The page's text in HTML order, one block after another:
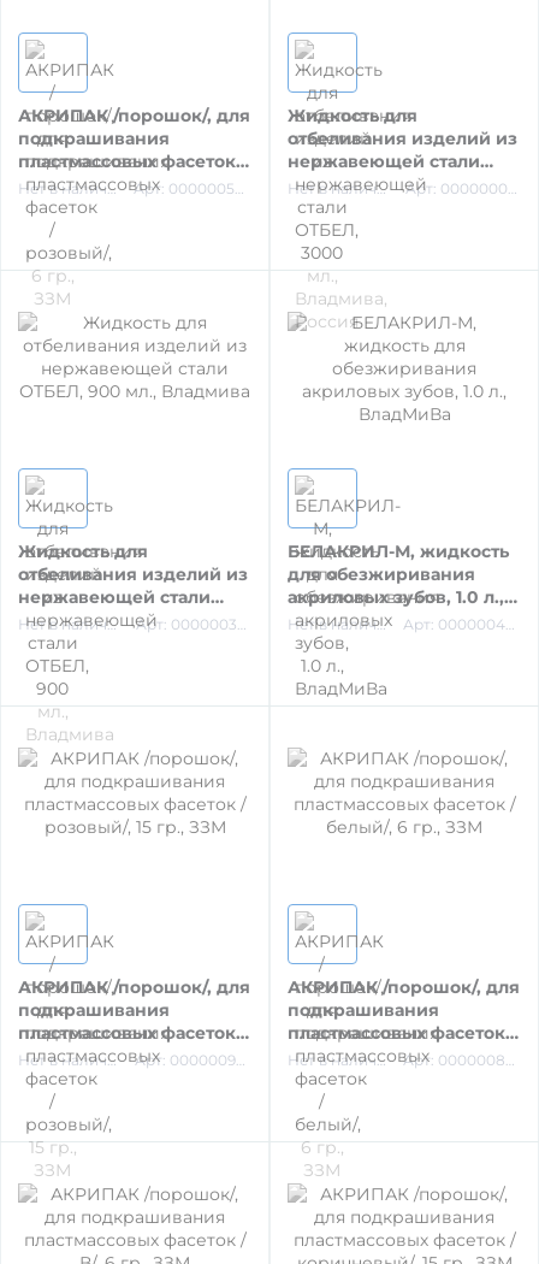
ШОВНЫЙ МАТЕРИАЛ
МАТЕРИАЛ ДЛЯ ВОССТАНОВЛЕНИЯ КУЛЬТИ
ЗУБА
ПЕРЕВЯЗОЧНЫЙ МАТЕРИАЛ
КОНТРОЛЬ СТЕРИЛИЗАЦИИ И
КОНЦЕНТРАЦИИ РАСТ-В (сроки
ОБОРУДОВАНИЕ СТОМАТОЛОГИЧЕСКОЕ
СТЕРИЛИЗАЦИЯ И УПАКОВКА
НАКОНЕЧНИКИ ТУРБИННЫЕ, УГЛОВЫЕ,
ПРЯМЫЕ, МИКРОМОТОР
ЗАПАСНЫЕ ЧАСТИ К ОБОРУДОВАНИЮ
СМАЗКА НАКОНЕЧНИКОВ
ЗАПАСНЫЕ ЧАСТИ
ФОТОПОЛИМЕРИЗАЦИОННЫЕ ЛАМПЫ
ОБОРУДОВАНИЕ ДЛЯ РАБОТЫ В КАНАЛАХ
ОБОРУДОВАНИЕ ДЛЯ ЭНДОДОНТИИ
СТОМАТОЛОГИЧЕСКИЕ УСТАНОВКИ И
СТУЛЬЯ
СМАЗКА НАКОНЕЧНИКОВ /МАРКИРОВКА/
АКРИПАК /порошок/, для
подкрашивания
пластмассовых фасеток /
розовый/, 6 гр., ЗЗМ
Нет в наличии
Жидкость для
отбеливания изделий из
нержавеющей стали
ОТБЕЛ, 3000 мл.,
Владмива, Россия
Нет в наличии
Жидкость для
отбеливания изделий из
нержавеющей стали
ОТБЕЛ, 900 мл.,
Владмива
Нет в наличии
БЕЛАКРИЛ-М, жидкость
для обезжиривания
акриловых зубов, 1.0 л.,
ВладМиВаНет в наличии
АКРИПАК /порошок/, для
подкрашивания
пластмассовых фасеток /
розовый/, 15 гр., ЗЗМ
Нет в наличии Арт: 00000090336
АКРИПАК /порошок/, для
подкрашивания
пластмассовых фасеток /
белый/, 6 гр., ЗЗМ
Нет в наличии